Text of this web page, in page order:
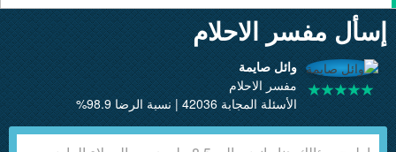
إسأل مفسر الاحلام
وائل صايمة
مفسر الاحلام
الأسئلة المجابة 42036 | نسبة الرضا 98.9%